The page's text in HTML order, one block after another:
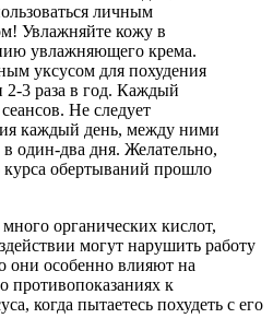
личным
Увлажняйте кожу в
увлажняющего крема.
уксусом для похудения
3 раза в год. Каждый
Не следует
каждый день, между ними
один-два дня. Желательно,
обертываний прошло
органических кислот,
могут нарушить работу
они особенно влияют на
противопоказаниях к
когда пытаетесь похудеть с его